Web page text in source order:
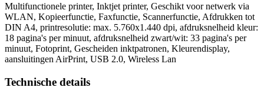
Multifunctionele printer, Inktjet printer, Geschikt voor netwerk via
WLAN, Kopieerfunctie, Faxfunctie, Scannerfunctie, Afdrukken tot
DIN A4, printresolutie: max. 5.760x1.440 dpi, afdruksnelheid kleur:
18 pagina's per minuut, afdruksnelheid zwart/wit: 33 pagina's per
minuut, Fotoprint, Gescheiden inktpatronen, Kleurendisplay,
aansluitingen AirPrint, USB 2.0, Wireless Lan
Technische details